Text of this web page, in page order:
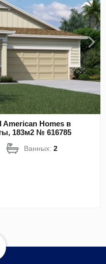
Homes в
183м2 № 616785
Ванных:2